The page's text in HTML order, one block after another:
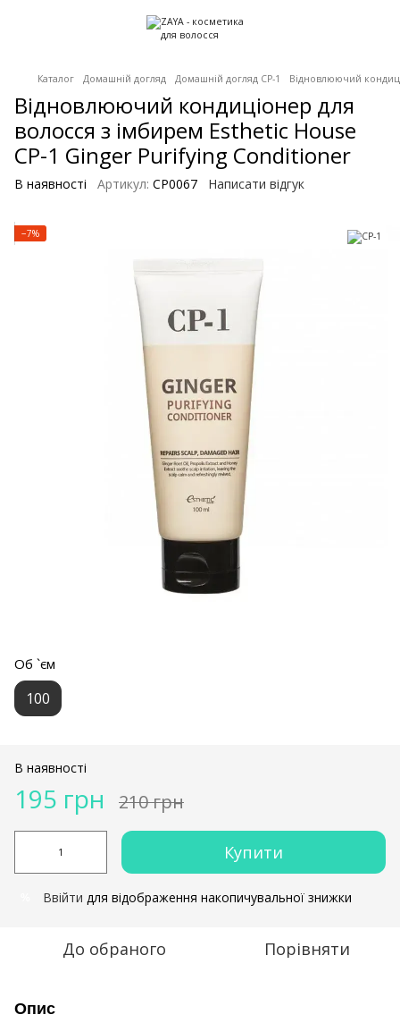
Каталог Домашній догляд Домашній догляд CP-1 Відновлюючий
Відновлюючий кондиціонер для
волосся з імбирем Esthetic House
CP-1 Ginger Purifying Conditioner
В наявності Артикул: CP0067 Написати відгук
−7%
Об `єм
100
В наявності
195 грн 210 грн
Купити
Ввійти для відображення накопичувальної знижки
До обраного Порівняти
Опис